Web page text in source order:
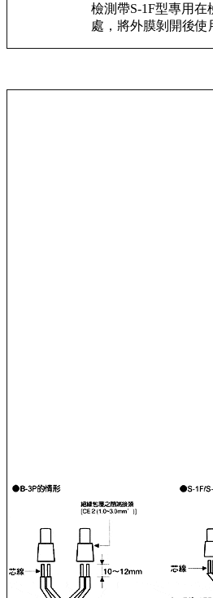
檢測帶S-1F型專用
處，將外膜剝開後使